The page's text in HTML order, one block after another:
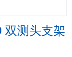
双测头支架